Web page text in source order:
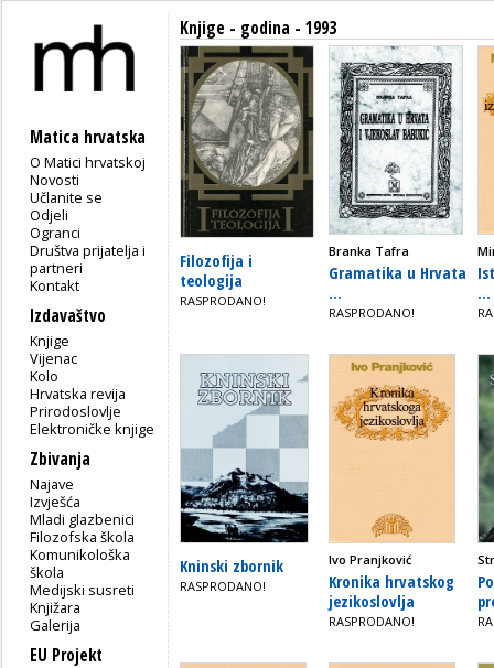
Matica hrvatska
O Matici hrvatskoj
Novosti
Učlanite se
Odjeli
Ogranci
Društva prijatelja i
partneri
Kontakt
Izdavaštvo
Knjige
Vijenac
Kolo
Hrvatska revija
Prirodoslovlje
Elektroničke knjige
Zbivanja
Najave
Izvješća
Mladi glazbenici
Filozofska škola
Komunikološka
škola
Medijski susreti
Knjižara
Galerija
EU Projekt
Knjige - godina - 1993
Filozofija i
teologija
RASPRODANO!
Branka Tafra
Gramatika u Hrvata
...
RASPRODANO!
...
Kninski zbornik
RASPRODANO!
Ivo Pranjković
Kronika hrvatskog
jezikoslovlja
RASPRODANO!